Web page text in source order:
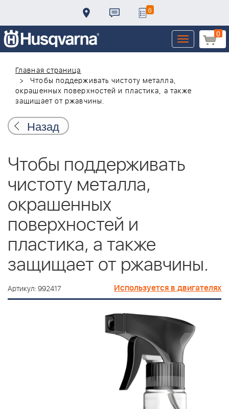
0
0
Toggle
navigation
Главная страница
Чтобы поддерживать чистоту металла,
окрашенных поверхностей и пластика, а также
защищает от ржавчины.
Назад
Чтобы поддерживать
чистоту металла,
окрашенных
поверхностей и
пластика, а также
защищает от ржавчины.
Артикул: 992417 Используется в двигателях